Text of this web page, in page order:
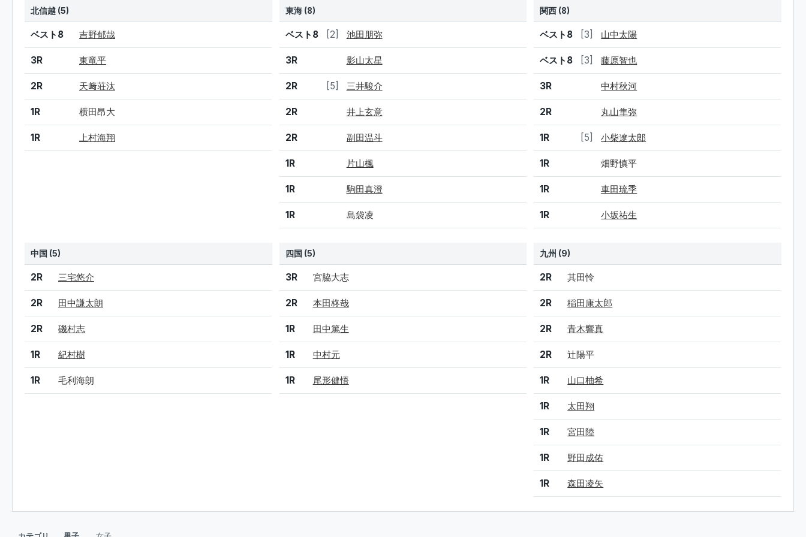
北信越 (5)
結果 シード 選手名
ベスト8 吉野郁哉
3R 東竜平
2R 天﨑荘汰
1R 横田昂大
1R 上村海翔
東海 (8)
結果 シード 選手名
ベスト8 [2] 池田朋弥
3R 影山太星
2R [5] 三井駿介
2R 井上玄意
2R 副田温斗
1R 片山楓
1R 駒田真澄
1R 島袋凌
関西 (8)
結果 シード 選手名
ベスト8 [3] 山中太陽
ベスト8 [3] 藤原智也
3R 中村秋河
2R 丸山隼弥
1R [5] 小柴遼太郎
1R 畑野慎平
1R 車田琉季
1R 小坂祐生
中国 (5)
結果 シード 選手名
2R 三宅悠介
2R 田中謙太朗
2R 磯村志
1R 紀村樹
1R 毛利海朗
四国 (5)
結果 シード 選手名
3R 宮脇大志
2R 本田柊哉
1R 田中篤生
1R 中村元
1R 尾形健悟
九州 (9)
結果 シード
2R 其田怜
2R 稲田康太郎
2R 青木響真
2R 辻陽平
1R 山口柚希
1R 太田翔
1R 宮田陸
1R 野田成佑
1R 森田凌矢